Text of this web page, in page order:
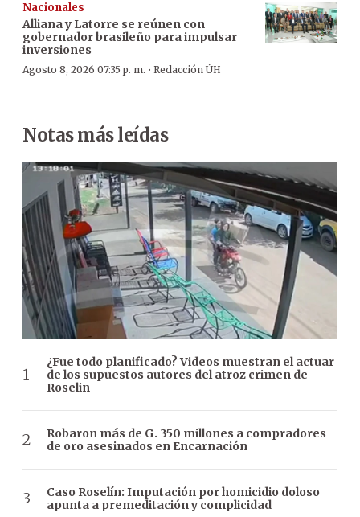
Nacionales
Alliana y Latorre se reúnen con
gobernador brasileño para impulsar
inversiones
Agosto 8, 2026 07:35 p. m. · Redacción ÚH
Notas más leídas
¿Fue todo planificado? Videos muestran el actuar
de los supuestos autores del atroz crimen de
Roselin
Robaron más de G. 350 millones a compradores
de oro asesinados en Encarnación
Caso Roselín: Imputación por homicidio doloso
apunta a premeditación y complicidad